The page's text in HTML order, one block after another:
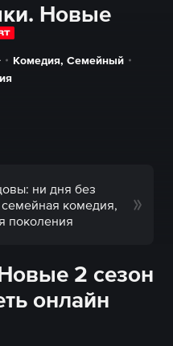
Новые
Комедия,Семейный
ни дня без
комедия,
поколения
2 сезон
онлайн